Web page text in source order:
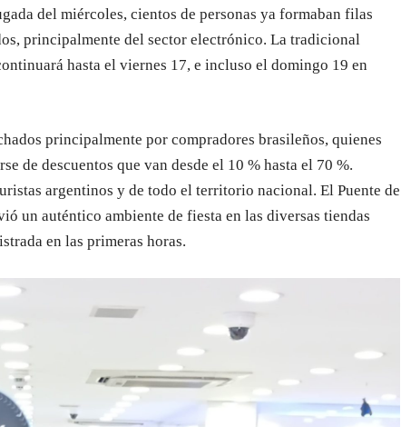
del miércoles, cientos de personas ya formaban filas
principalmente del sector electrónico. La tradicional
hasta el viernes 17, e incluso el domingo 19 en
principalmente por compradores brasileños, quienes
de descuentos que van desde el 10 % hasta el 70 %.
argentinos y de todo el territorio nacional. El Puente de
un auténtico ambiente de fiesta en las diversas tiendas
en las primeras horas.